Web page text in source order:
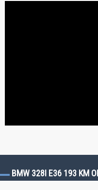
BMW 328I E36 193 KM